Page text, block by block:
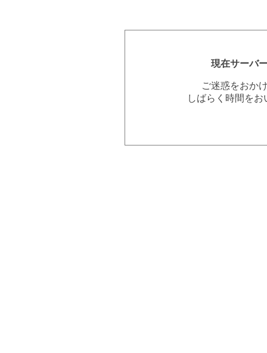
現在サーバ
ご迷惑をおか
しばらく時間を